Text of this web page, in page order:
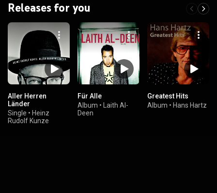
Releases for you
Aller Herren
Länder
Single • Heinz
Rudolf Kunze
Für Alle
Album •
Laith Al-
Deen
Greatest Hits
Album • Hans Hartz